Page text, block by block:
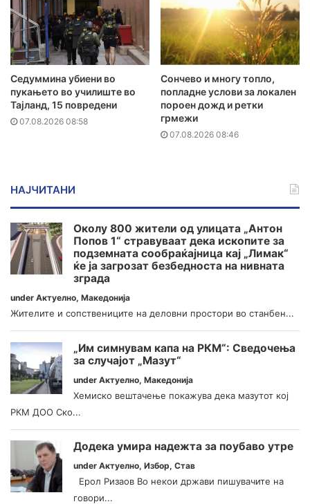
Седуммина убиени во
пукањето во училиште во
Тајланд, 15 повредени
07.08.2026 08:58
Сончево и многу топло,
попладне услови за локален
пороен дожд и ретки
грмежи
07.08.2026 08:46
НАЈЧИТАНИ
Околу 800 жители од улицата „Антон
Попов 1“ стравуваат дека ископите за
подземната сообраќајница кај „Лимак“
ќе ја загрозат безбедноста на нивната
зграда
under Актуелно, Македонија
Жителите и сопствениците на деловни простори во станбен...
„Им симнувам капа на РКМ“: Сведочења
за случајот „Мазут“
under Актуелно, Македонија
Хемиско вештачење покажува дека мазутот кој
РКМ ДОО Ско...
Додека умира надежта за поубаво утре
under Актуелно, Избор, Став
Ерол Ризаов Во некои држави пишувачите на
говори...